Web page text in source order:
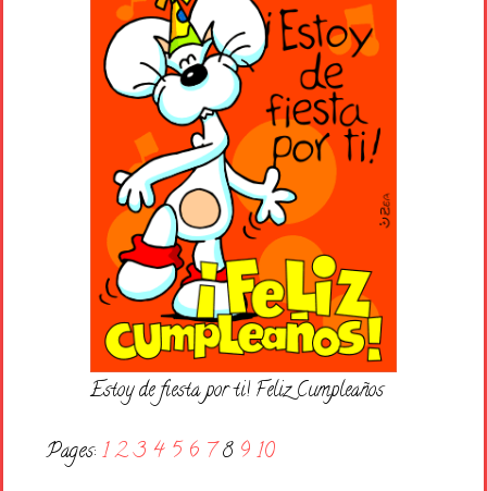
Estoy de fiesta por ti! Feliz Cumpleaños
Pages: 1 2 3 4 5 6 7 8 9 10